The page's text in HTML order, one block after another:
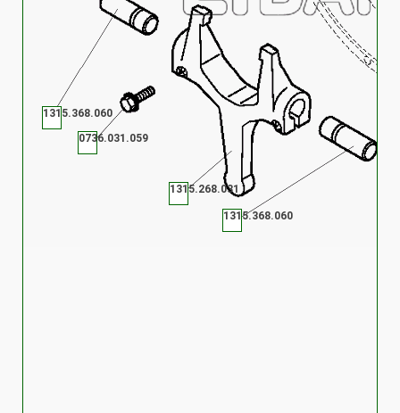
1315.368.060
1315.368.060
0736.031.059
1315.268.031